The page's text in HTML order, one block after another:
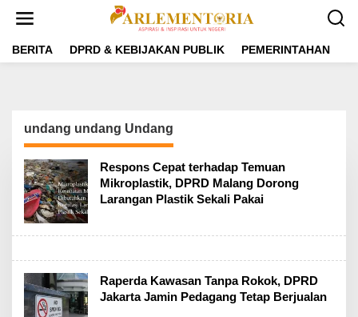
t
BERITA DPRD & KEBIJAKAN PUBLIK PEMERINTAHAN
undang undang Undang
Respons Cepat terhadap Temuan
Mikroplastik, DPRD Malang Dorong
Larangan Plastik Sekali Pakai
Raperda Kawasan Tanpa Rokok, DPRD
Jakarta Jamin Pedagang Tetap Berjualan